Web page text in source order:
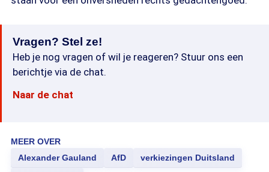
Vragen? Stel ze!
Heb je nog vragen of wil je reageren? Stuur ons een
berichtje via de chat.
Naar de chat
MEER OVER
Alexander Gauland
AfD verkiezingen Duitsland